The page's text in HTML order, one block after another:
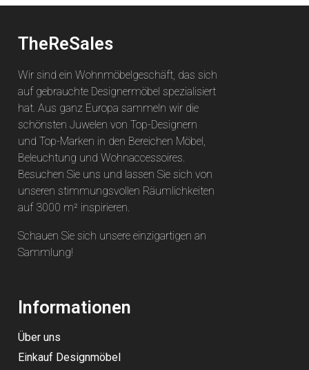
TheReSales
Wir sind ein Wohnmöbelgeschäft, das sich
auf gebrauchte Designermöbel spezialisiert
hat. Aus ganz Europa sammeln wir die
schönsten Juwelen von Top-Designern
und Top-Marken in den Bereichen Möbel,
Beleuchtung und Wohnaccessoires.
Besuchen Sie uns und lassen Sie sich von
unseren stimmungsvollen Räumlichkeiten
auf 3000 m² inspirieren.
Schauen Sie sich unsere einzigartigen an
Sammlung!
Informationen
Über uns
Einkauf Designmöbel